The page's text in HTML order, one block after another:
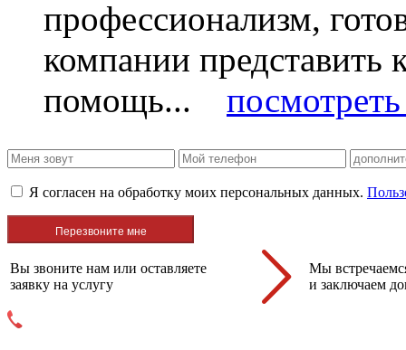
профессионализм,
компании
помощь...
Я согласен на обработку моих персональных данных.
Вы звоните нам или оставляете
заявку на услугу
Мы
и заключаем